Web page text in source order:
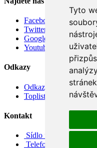
Tyto
Facebook
Twitter
Google
Youtube
Odkazy
Odkazy
Toplist
Kontakt
Sídlo firmy: Boženy
Telefon: +420 608 449